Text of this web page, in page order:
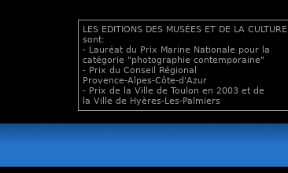
LES EDITIONS DES MUSÉES ET DE LA CULTURE
sont:
- Lauréat du Prix Marine Nationale pour la
catégorie "photographie contemporaine"
- Prix du Conseil Régional
Provence-Alpes-Côte-d'Azur
- Prix de la Ville de Toulon en 2003 et de
la Ville de Hyères-Les-Palmiers